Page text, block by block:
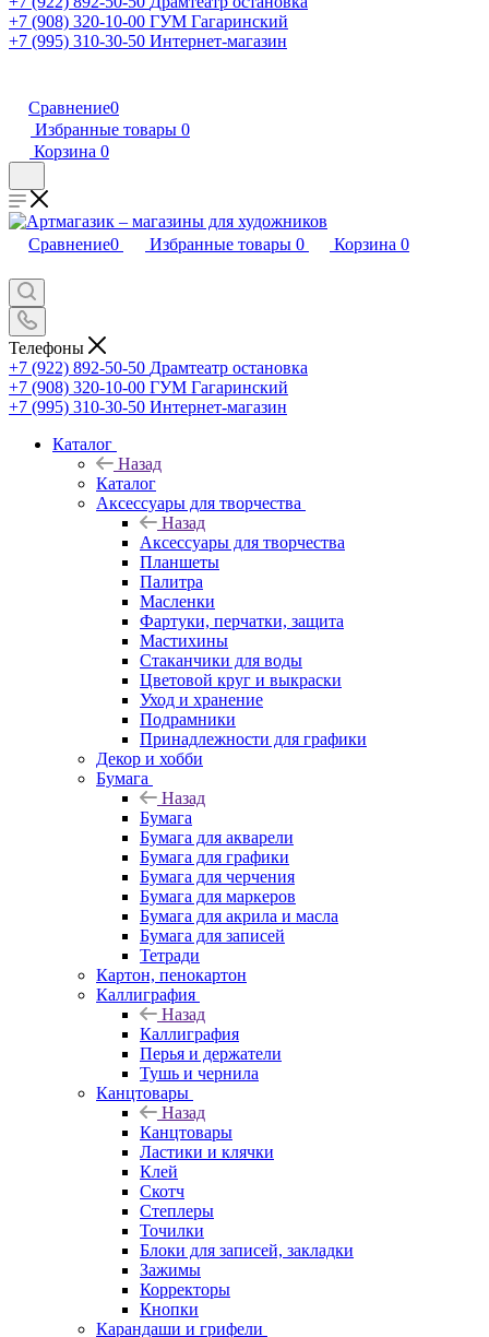
+7 (908) 320-10-00 ГУМ Гагаринский
+7 (995) 310-30-50 Интернет-магазин
Сравнение0
Избранные товары 0
Корзина 0
Сравнение0 Избранные товары 0 Корзина 0
Телефоны
+7 (922) 892-50-50 Драмтеатр остановка
+7 (908) 320-10-00 ГУМ Гагаринский
+7 (995) 310-30-50 Интернет-магазин
Каталог
Назад
Каталог
Аксессуары для творчества
Назад
Аксессуары для творчества
Планшеты
Палитра
Масленки
Фартуки, перчатки, защита
Мастихины
Стаканчики для воды
Цветовой круг и выкраски
Уход и хранение
Подрамники
Принадлежности для графики
Декор и хобби
Бумага
Назад
Бумага
Бумага для акварели
Бумага для графики
Бумага для черчения
Бумага для маркеров
Бумага для акрила и масла
Бумага для записей
Тетради
Картон, пенокартон
Каллиграфия
Назад
Каллиграфия
Перья и держатели
Тушь и чернила
Канцтовары
Назад
Канцтовары
Ластики и клячки
Клей
Скотч
Степлеры
Точилки
Блоки для записей, закладки
Зажимы
Корректоры
Кнопки
Карандаши и грифели